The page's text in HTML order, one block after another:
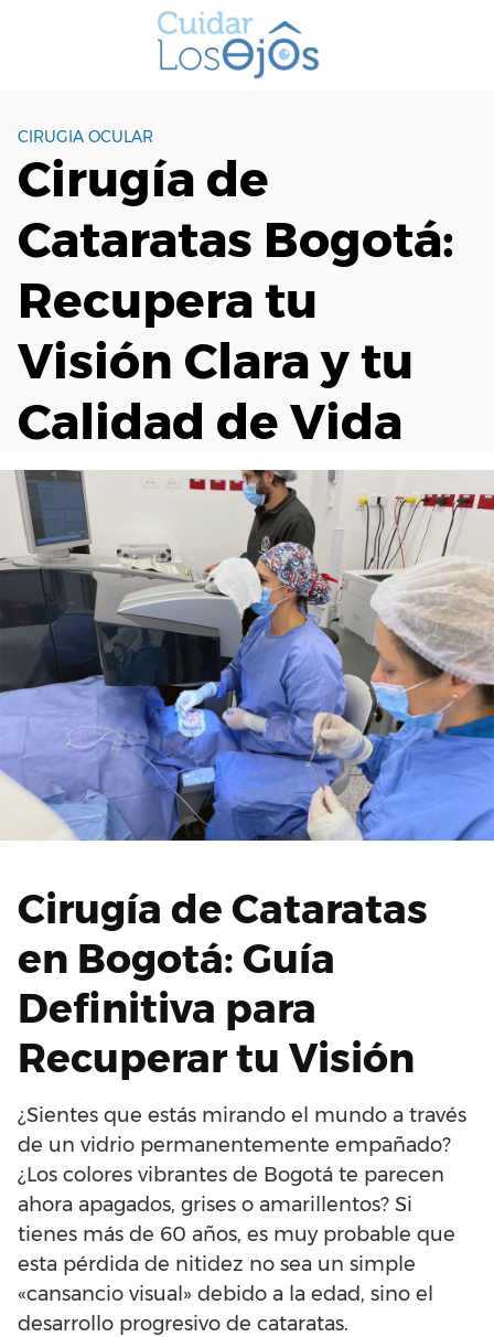
CIRUGIA OCULAR
Cirugía de
Cataratas Bogotá:
Recupera tu
Visión Clara y tu
Calidad de Vida
Cirugía de Cataratas
en Bogotá: Guía
Definitiva para
Recuperar tu Visión
¿Sientes que estás mirando el mundo a través
de un vidrio permanentemente empañado?
¿Los colores vibrantes de Bogotá te parecen
ahora apagados, grises o amarillentos? Si
tienes más de 60 años, es muy probable que
esta pérdida de nitidez no sea un simple
«cansancio visual» debido a la edad, sino el
desarrollo progresivo de cataratas.